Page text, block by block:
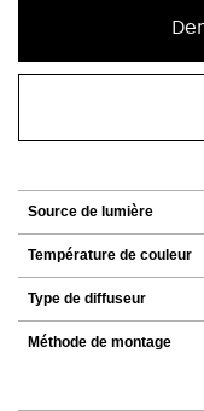
Source de lumière
Température de couleur
Type de diffuseur
Méthode de montage